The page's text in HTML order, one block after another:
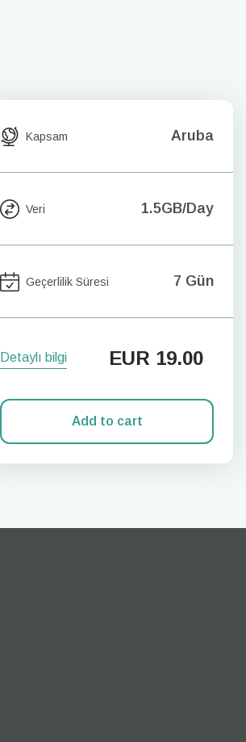
Kapsam Aruba
Veri 1.5GB/Day
Geçerlilik Süresi 7 Gün
Detaylı bilgi EUR 19.00
Add to cart